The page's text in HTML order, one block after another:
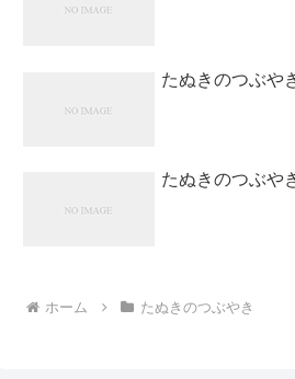
たぬきのつぶや
たぬきのつぶや
ホーム たぬきのつぶやき